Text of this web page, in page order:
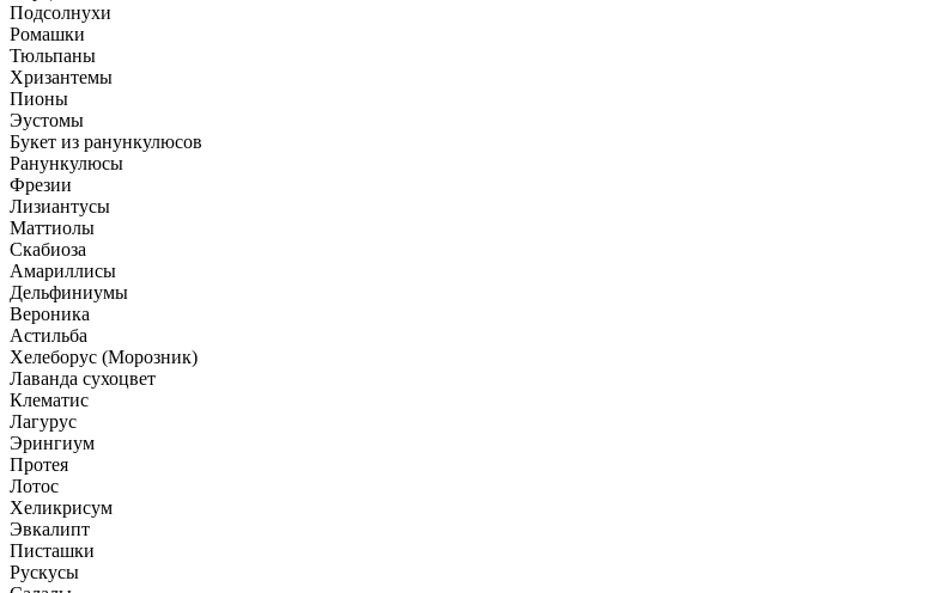
Подсолнухи
Ромашки
Тюльпаны
Хризантемы
Пионы
Эустомы
Букет из ранункулюсов
Ранункулюсы
Фрезии
Лизиантусы
Маттиолы
Скабиоза
Амариллисы
Дельфиниумы
Вероника
Астильба
Хелеборус (Морозник)
Лаванда сухоцвет
Клематис
Лагурус
Эрингиум
Протея
Лотос
Хеликрисум
Эвкалипт
Писташки
Рускусы